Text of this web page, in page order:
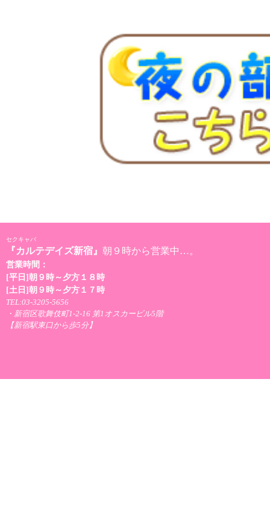
セクキャバ
『カルテデイズ新宿』 朝９時から営業中…。
営業時間：
[平日]朝９時～夕方１８時
[土日]朝９時～夕方１７時
TEL:03-3205-5656
・新宿区歌舞伎町1-2-16 第1オスカービル5階
【新宿駅東口から歩5分】